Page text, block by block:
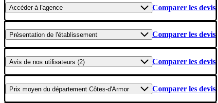
Accéderà l'agence Comparer les devis
Présentation de l'établissement Comparer les devis
Avis de nos utilisateurs (2) Comparer les devis
Prix moyen du département Côtes-d'Armor Comparer les devis